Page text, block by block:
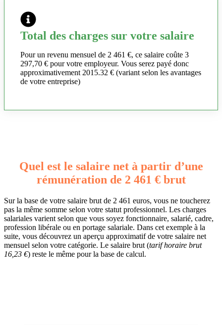
Total des charges sur votre salaire
Pour un revenu mensuel de 2 461 €, ce salaire coûte 3
297,70 € pour votre employeur. Vous serez payé donc
approximativement 2015.32 € (variant selon les avantages
de votre entreprise)
Quel est le salaire net à partir d’une
rémunération de 2 461 € brut
Sur la base de votre salaire brut de 2 461 euros, vous ne toucherez
pas la même somme selon votre statut professionnel. Les charges
salariales varient selon que vous soyez fonctionnaire, salarié, cadre,
profession libérale ou en portage salariale. Dans cet exemple à la
suite, vous découvrez un aperçu approximatif de votre salaire net
mensuel selon votre catégorie. Le salaire brut (tarif horaire brut
16,23 €) reste le même pour la base de calcul.